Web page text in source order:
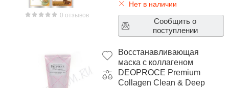
0 отзывов
Нет в наличии
Сообщить о
поступлении
Восстанавливающая
маска с коллагеном
DEOPROCE Premium
Collagen Clean & Deep